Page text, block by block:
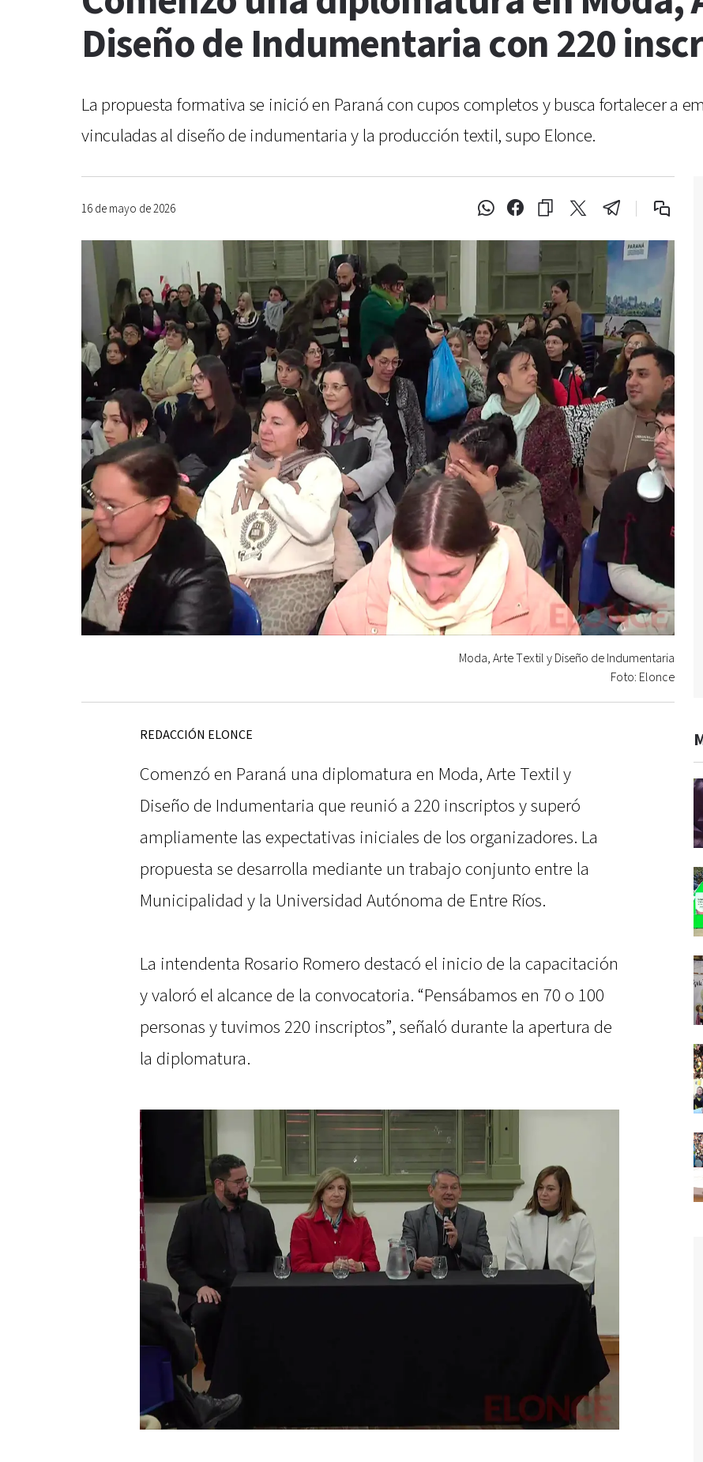
Diseño de Indumentaria con 220
La propuesta formativa se inició en Paraná con cupos completos y busca fortalecer a
vinculadas al diseño de indumentaria y la producción textil, supo Elonce.
16 de mayo de 2026
Moda, Arte Textil y Diseño de Indumentaria
Foto: Elonce
REDACCIÓN ELONCE
Comenzó en Paraná una diplomatura en Moda, Arte Textil y
Diseño de Indumentaria que reunió a 220 inscriptos y superó
ampliamente las expectativas iniciales de los organizadores. La
propuesta se desarrolla mediante un trabajo conjunto entre la
Municipalidad y la Universidad Autónoma de Entre Ríos.
La intendenta Rosario Romero destacó el inicio de la capacitación
y valoró el alcance de la convocatoria. “Pensábamos en 70 o 100
personas y tuvimos 220 inscriptos”, señaló durante la apertura de
la diplomatura.